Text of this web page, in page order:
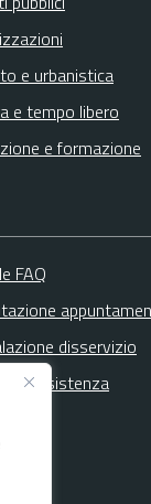
e urbanistica
e tempo libero
e formazione
FAQ
disservizio
assistenza